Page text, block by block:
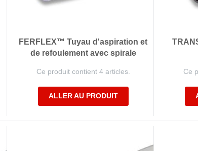
FERFLEX™ Tuyau d'aspiration et
de refoulement avec spirale
Ce produit contient 4 articles.
ALLER AU PRODUIT
Ce